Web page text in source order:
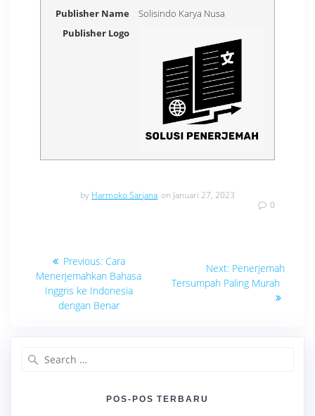
Publisher Name
Solisindo Karya Nusa
Publisher Logo
by Harmoko Sarjana on Januari 27, 2023
0
Navigasi
pos
Previous: Previous
post:
Cara
Menerjemahkan Bahasa
Inggris ke Indonesia
dengan Benar
Next: Next
post:
Penerjemah
Tersumpah Paling Murah
POS-POS TERBARU